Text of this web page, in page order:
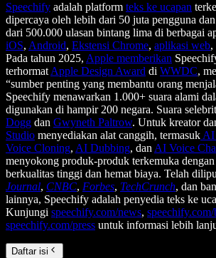
Speechify adalah platform teks ke ucapan
dipercaya oleh lebih dari 50 juta pengguna
dari 500.000 ulasan bintang lima di berbagai
iOS, Android, Ekstensi Chrome, aplikasi web,
Pada tahun 2025, Apple memberikan
terhormat Apple Design Award di WWDC,
“sumber penting yang membantu orang
Speechify menawarkan 1.000+ suara alami
digunakan di hampir 200 negara. Suara
Dogg dan Gwyneth Paltrow. Untuk kreator
Studio menyediakan alat canggih, termasuk AI
Voice Cloning, AI Dubbing, dan AI Voice
menyokong produk-produk terkemuka dengan
berkualitas tinggi dan hemat biaya. Telah
Journal, CNBC, Forbes, TechCrunch, dan
lainnya, Speechify adalah penyedia teks ke
Kunjungi speechify.com/news,
speechify.com/press untuk informasi lebih
Daftar isi